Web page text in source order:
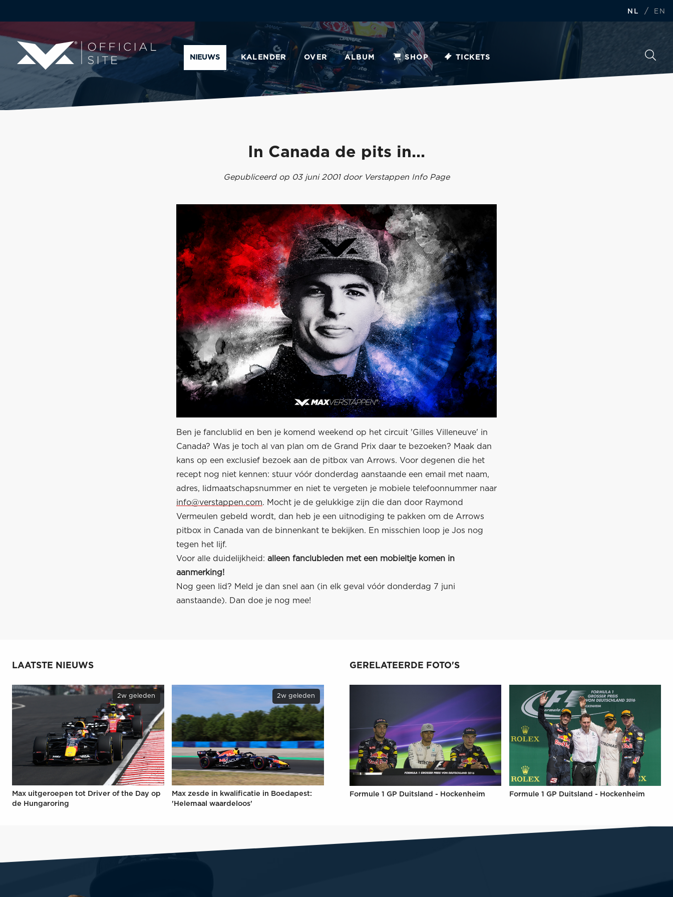
NL / EN
NIEUWS KALENDER OVER ALBUM SHOP TICKETS
In Canada de pits in...
Gepubliceerd op 03 juni 2001 door Verstappen Info Page
Ben je fanclublid en ben je komend weekend op het circuit 'Gilles Villeneuve' in
Canada? Was je toch al van plan om de Grand Prix daar te bezoeken? Maak dan
kans op een exclusief bezoek aan de pitbox van Arrows. Voor degenen die het
recept nog niet kennen: stuur vóór donderdag aanstaande een email met naam,
adres, lidmaatschapsnummer en niet te vergeten je mobiele telefoonnummer naar
info@verstappen.com. Mocht je de gelukkige zijn die dan door Raymond
Vermeulen gebeld wordt, dan heb je een uitnodiging te pakken om de Arrows
pitbox in Canada van de binnenkant te bekijken. En misschien loop je Jos nog
tegen het lijf.
Voor alle duidelijkheid: alleen fanclubleden met een mobieltje komen in
aanmerking!
Nog geen lid? Meld je dan snel aan (in elk geval vóór donderdag 7 juni
aanstaande). Dan doe je nog mee!
LAATSTE NIEUWS
2w geleden
Max uitgeroepen tot Driver of the Day op
de Hungaroring
2w geleden
Max zesde in kwalificatie in Boedapest:
'Helemaal waardeloos'
GERELATEERDE FOTO'S
Formule 1 GP Duitsland - Hockenheim Formule 1 GP Duitsland - Hockenheim